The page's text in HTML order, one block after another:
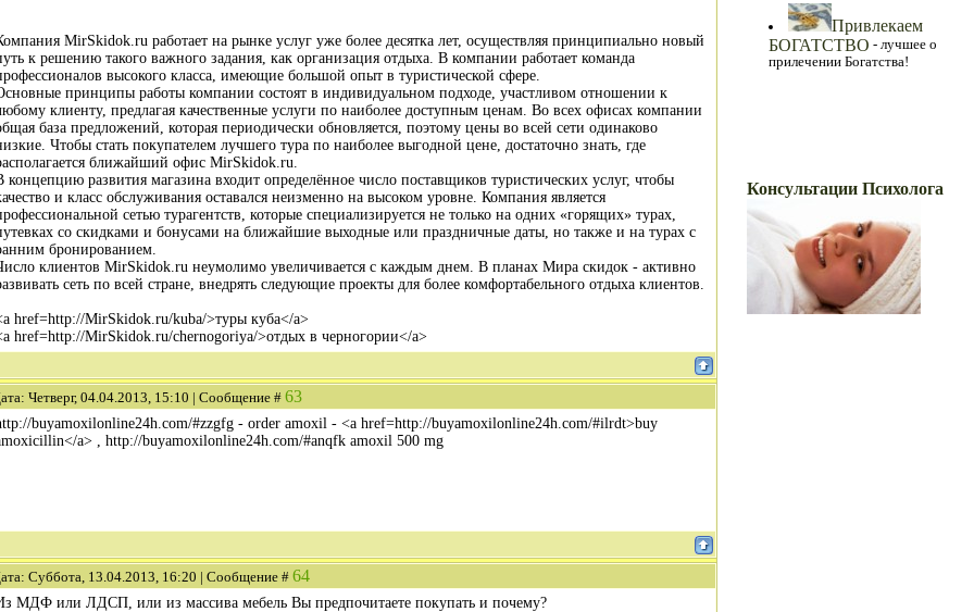
MirSkidok.ru работает на рынке услуг уже более десятка лет, осуществляя принципиально новый
к решению такого важного задания, как организация отдыха. В компании работает команда
высокого класса, имеющие большой опыт в туристической сфере.
принципы работы компании состоят в индивидуальном подходе, участливом отношении к
клиенту, предлагая качественные услуги по наиболее доступным ценам. Во всех офисах компании
база предложений, которая периодически обновляется, поэтому цены во всей сети одинаково
Чтобы стать покупателем лучшего тура по наиболее выгодной цене, достаточно знать, где
ближайший офис MirSkidok.ru.
концепцию развития магазина входит определённое число поставщиков туристических услуг, чтобы
и класс обслуживания оставался неизменно на высоком уровне. Компания является
сетью турагентств, которые специализируется не только на одних «горящих» турах,
со скидками и бонусами на ближайшие выходные или праздничные даты, но также и на турах с
бронированием.
клиентов MirSkidok.ru неумолимо увеличивается с каждым днем. В планах Мира скидок - активно
сеть по всей стране, внедрять следующие проекты для более комфортабельного отдыха клиентов.
href=http://MirSkidok.ru/kuba/>туры куба</a>
href=http://MirSkidok.ru/chernogoriya/>отдых в черногории</a>
Четверг, 04.04.2013, 15:10 | Сообщение # 63
buyamoxilonline24h.com/#zzgfg - order amoxil - <a href=http://buyamoxilonline24h.com/#ilrdt>buy
a> , http://buyamoxilonline24h.com/#anqfk amoxil 500 mg
Суббота, 13.04.2013, 16:20 | Сообщение # 64
МДФ или ЛДСП, или из массива мебель Вы предпочитаете покупать и почему?
Привлекаем
БОГАТСТВО - лучшее о
прилечении Богатства!
Консультации Психолога